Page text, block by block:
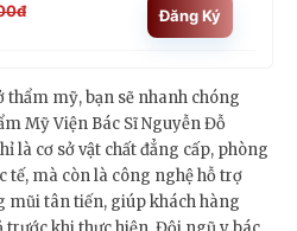
Đăng Ký
thẩm mỹ, bạn sẽ nhanh chóng
Mỹ Viện Bác Sĩ Nguyễn Đỗ
là cơ sở vật chất đẳng cấp, phòng
tế, mà còn là công nghệ hỗ trợ
tân tiến, giúp khách hàng